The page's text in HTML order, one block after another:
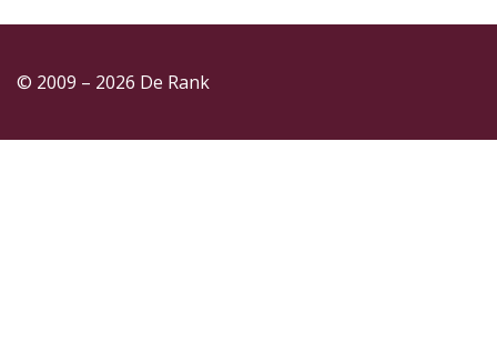
© 2009 – 2026 De Rank